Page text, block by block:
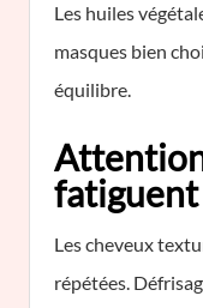
Les huiles
masques bien
équilibre.
Les cheveux
répétées.